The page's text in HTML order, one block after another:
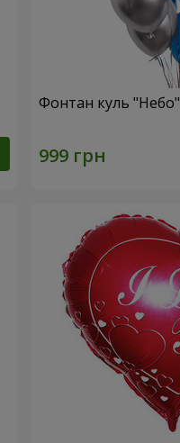
Фонтан куль "Небо"